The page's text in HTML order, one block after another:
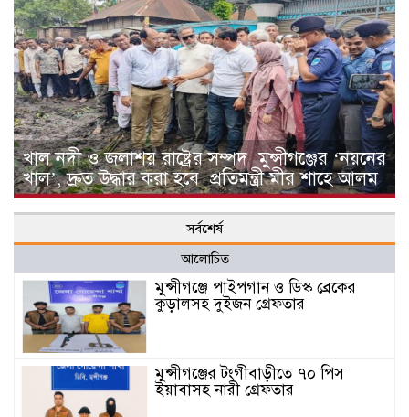
খাল নদী ও জলাশয় রাষ্ট্রের সম্পদ মুন্সীগঞ্জের ‘নয়নের
খাল’, দ্রুত উদ্ধার করা হবে প্রতিমন্ত্রী মীর শাহে আলম
সর্বশের্ষ
আলোচিত
মুন্সীগঞ্জে পাইপগান ও ডিস্ক ব্রেকের
কুড়ালসহ দুইজন গ্রেফতার
মুন্সীগঞ্জের টংগীবাড়ীতে ৭০ পিস
ইয়াবাসহ নারী গ্রেফতার